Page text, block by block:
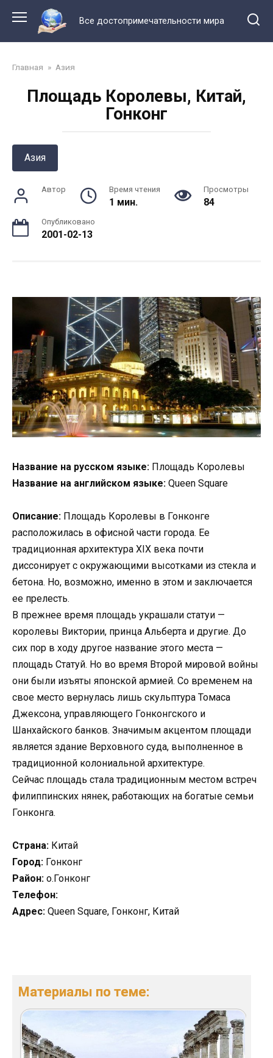
контенту
Все достопримечательности мира
Главная » Азия
Площадь Королевы, Китай,
Гонконг
Азия
Автор Время чтения
1 мин.
Просмотры
84
Опубликовано
2001-02-13
Название на русском языке: Площадь Королевы
Название на английском языке: Queen Square
Описание: Площадь Королевы в Гонконге
расположилась в офисной части города. Ее
традиционная архитектура XIX века почти
диссонирует с окружающими высотками из стекла и
бетона. Но, возможно, именно в этом и заключается
ее прелесть.
В прежнее время площадь украшали статуи —
королевы Виктории, принца Альберта и другие. До
сих пор в ходу другое название этого места —
площадь Статуй. Но во время Второй мировой войны
они были изъяты японской армией. Со временем на
свое место вернулась лишь скульптура Томаса
Джексона, управляющего Гонконгского и
Шанхайского банков. Значимым акцентом площади
является здание Верховного суда, выполненное в
традиционной колониальной архитектуре.
Сейчас площадь стала традиционным местом встреч
филиппинских нянек, работающих на богатые семьи
Гонконга.
Страна: Китай
Город: Гонконг
Район: о.Гонконг
Телефон:
Адрес: Queen Square, Гонконг, Китай
Материалы по теме: